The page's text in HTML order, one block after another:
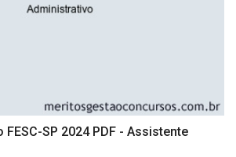
SP 2024 PDF - Assistente